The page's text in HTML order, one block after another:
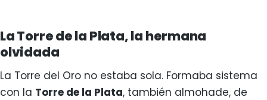
La Torre de la Plata, la hermana
olvidada
La Torre del Oro no estaba sola. Formaba sistema
con la Torre de la Plata, también almohade, de